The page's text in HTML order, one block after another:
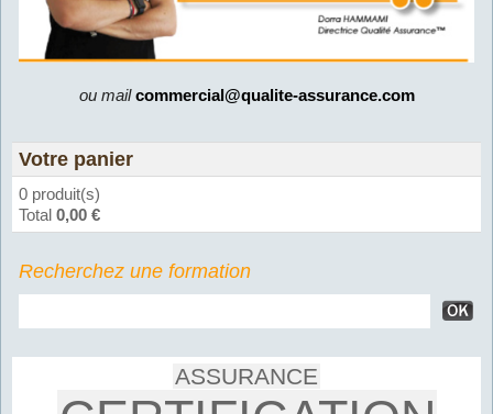
ou mailcommercial@qualite-assurance.com
Votre panier
0 produit(s)
Total 0,00 €
Recherchez une formation
ASSURANCE